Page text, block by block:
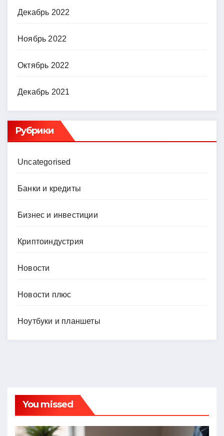
Декабрь 2022
Ноябрь 2022
Октябрь 2022
Декабрь 2021
Рубрики
Uncategorised
Банки и кредиты
Бизнес и инвестиции
Криптоиндустрия
Новости
Новости плюс
Ноутбуки и планшеты
You missed